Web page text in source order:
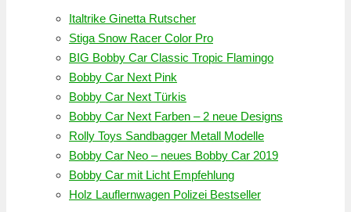
Italtrike Ginetta Rutscher
Stiga Snow Racer Color Pro
BIG Bobby Car Classic Tropic Flamingo
Bobby Car Next Pink
Bobby Car Next Türkis
Bobby Car Next Farben – 2 neue Designs
Rolly Toys Sandbagger Metall Modelle
Bobby Car Neo – neues Bobby Car 2019
Bobby Car mit Licht Empfehlung
Holz Lauflernwagen Polizei Bestseller